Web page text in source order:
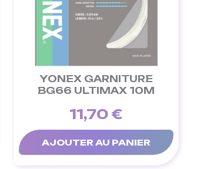
YONEX GARNITURE
BG66 ULTIMAX 10M
11,70 €
AJOUTER AU PANIER